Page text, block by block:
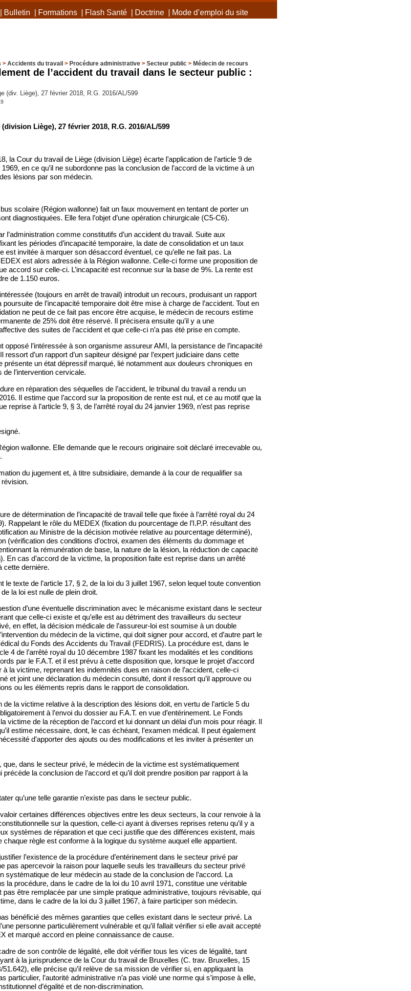
Bulletin Formations| Flash Santé| Doctrine| Mode d’emploi du site
> Accidents du travail > Procédure administrative> Secteur public> Médecin de recours
de l’accident du travail dans le secteur public :
(div. Liège), 27 février 2018, R.G. 2016/AL/599
Liège), 27 février 2018, R.G. 2016/AL/599
la Cour du travail de Liège (division Liège) écarte l’application de l’article 9 de
en ce qu’il ne subordonne pas la conclusion de l’accord de la victime à un
lésions par son médecin.
scolaire (Région wallonne) fait un faux mouvement en tentant de porter un
diagnostiquées. Elle fera l’objet d’une opération chirurgicale (C5-C6).
l’administration comme constitutifs d’un accident du travail. Suite aux
les périodes d’incapacité temporaire, la date de consolidation et un taux
est invitée à marquer son désaccord éventuel, ce qu’elle ne fait pas. La
est alors adressée à la Région wallonne. Celle-ci forme une proposition de
accord sur celle-ci. L’incapacité est reconnue sur la base de 9%. La rente est
de 1.150 euros.
(toujours en arrêt de travail) introduit un recours, produisant un rapport
de l’incapacité temporaire doit être mise à charge de l’accident. Tout en
ne peut de ce fait pas encore être acquise, le médecin de recours estime
de 25% doit être réservé. Il précisera ensuite qu’il y a une
des suites de l’accident et que celle-ci n’a pas été prise en compte.
opposé l’intéressée à son organisme assureur AMI, la persistance de l’incapacité
d’un rapport d’un sapiteur désigné par l’expert judiciaire dans cette
présente un état dépressif marqué, lié notamment aux douleurs chroniques en
l’intervention cervicale.
en réparation des séquelles de l’accident, le tribunal du travail a rendu un
Il estime que l’accord sur la proposition de rente est nul, et ce au motif que la
reprise à l’article 9, § 3, de l’arrêté royal du 24 janvier 1969, n’est pas reprise
wallonne. Elle demande que le recours originaire soit déclaré irrecevable ou,
du jugement et, à titre subsidiaire, demande à la cour de requalifier sa
de détermination de l’incapacité de travail telle que fixée à l’arrêté royal du 24
Rappelant le rôle du MEDEX (fixation du pourcentage de l’I.P.P. résultant des
au Ministre de la décision motivée relative au pourcentage déterminé),
(vérification des conditions d’octroi, examen des éléments du dommage et
la rémunération de base, la nature de la lésion, la réduction de capacité
En cas d’accord de la victime, la proposition faite est reprise dans un arrêté
cette dernière.
le texte de l’article 17, § 2, de la loi du 3 juillet 1967, selon lequel toute convention
la loi est nulle de plein droit.
d’une éventuelle discrimination avec le mécanisme existant dans le secteur
que celle-ci existe et qu’elle est au détriment des travailleurs du secteur
en effet, la décision médicale de l’assureur-loi est soumise à un double
du médecin de la victime, qui doit signer pour accord, et d’autre part le
du Fonds des Accidents du Travail (FEDRIS). La procédure est, dans le
4 de l’arrêté royal du 10 décembre 1987 fixant les modalités et les conditions
par le F.A.T. et il est prévu à cette disposition que, lorsque le projet d’accord
à la victime, reprenant les indemnités dues en raison de l’accident, celle-ci
et joint une déclaration du médecin consulté, dont il ressort qu’il approuve ou
ou les éléments repris dans le rapport de consolidation.
de la victime relative à la description des lésions doit, en vertu de l’article 5 du
à l’envoi du dossier au F.A.T. en vue d’entérinement. Le Fonds
victime de la réception de l’accord et lui donnant un délai d’un mois pour réagir. Il
estime nécessaire, dont, le cas échéant, l’examen médical. Il peut également
d’apporter des ajouts ou des modifications et les inviter à présenter un
que, dans le secteur privé, le médecin de la victime est systématiquement
la conclusion de l’accord et qu’il doit prendre position par rapport à la
qu’une telle garantie n’existe pas dans le secteur public.
valoir certaines différences objectives entre les deux secteurs, la cour renvoie à la
sur la question, celle-ci ayant à diverses reprises retenu qu’il y a
systèmes de réparation et que ceci justifie que des différences existent, mais
chaque règle est conforme à la logique du système auquel elle appartient.
l’existence de la procédure d’entérinement dans le secteur privé par
pas apercevoir la raison pour laquelle seuls les travailleurs du secteur privé
systématique de leur médecin au stade de la conclusion de l’accord. La
la procédure, dans le cadre de la loi du 10 avril 1971, constitue une véritable
pas être remplacée par une simple pratique administrative, toujours révisable, qui
dans le cadre de la loi du 3 juillet 1967, à faire participer son médecin.
bénéficié des mêmes garanties que celles existant dans le secteur privé. La
personne particulièrement vulnérable et qu’il fallait vérifier si elle avait accepté
et marqué accord en pleine connaissance de cause.
de son contrôle de légalité, elle doit vérifier tous les vices de légalité, tant
à la jurisprudence de la Cour du travail de Bruxelles (C. trav. Bruxelles, 15
elle précise qu’il relève de sa mission de vérifier si, en appliquant la
particulier, l’autorité administrative n’a pas violé une norme qui s’impose à elle,
d’égalité et de non-discrimination.